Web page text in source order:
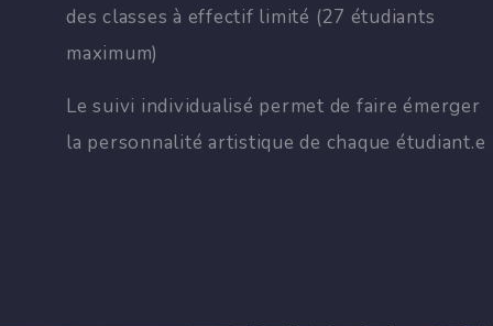
des classes à effectif limité (27 étudiants
maximum)
Le suivi individualisé permet de faire émerger
la personnalité artistique de chaque étudiant.e